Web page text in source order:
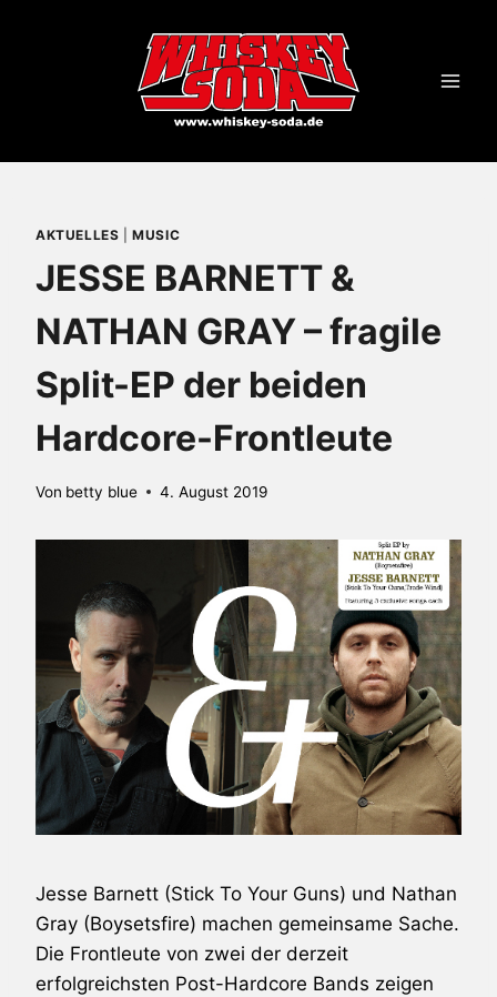
AKTUELLES |MUSIC
JESSE BARNETT &
NATHAN GRAY – fragile
Split-EP der beiden
Hardcore-Frontleute
Von betty blue 4. August 2019
Jesse Barnett (Stick To Your Guns) und Nathan
Gray (Boysetsfire) machen gemeinsame Sache.
Die Frontleute von zwei der derzeit
erfolgreichsten Post-Hardcore Bands zeigen